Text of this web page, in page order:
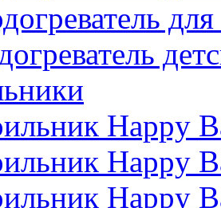
Happy
Happy
Happy